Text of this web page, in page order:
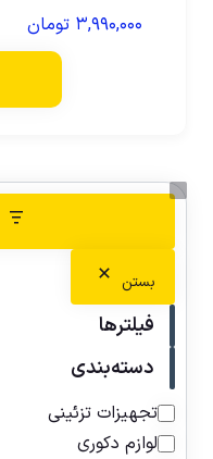
۳,۹۹۰,۰۰۰ تومان
بستن
فیلترها
دسته‌بندی
تجهیزات تزئینی
لوازم دکوری